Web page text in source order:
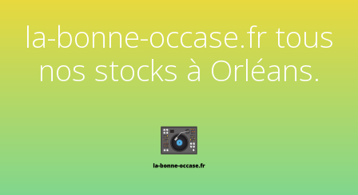
la-bonne-occase.fr tous
nos stocks à Orléans.